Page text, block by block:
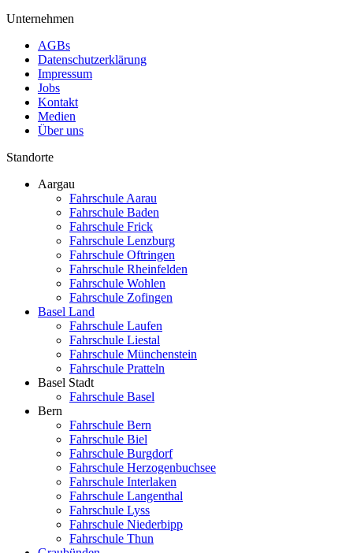
Unternehmen
AGBs
Datenschutzerklärung
Impressum
Jobs
Kontakt
Medien
Über uns
Standorte
Aargau
Fahrschule Aarau
Fahrschule Baden
Fahrschule Frick
Fahrschule Lenzburg
Fahrschule Oftringen
Fahrschule Rheinfelden
Fahrschule Wohlen
Fahrschule Zofingen
Basel Land
Fahrschule Laufen
Fahrschule Liestal
Fahrschule Münchenstein
Fahrschule Pratteln
Basel Stadt
Fahrschule Basel
Bern
Fahrschule Bern
Fahrschule Biel
Fahrschule Burgdorf
Fahrschule Herzogenbuchsee
Fahrschule Interlaken
Fahrschule Langenthal
Fahrschule Lyss
Fahrschule Niederbipp
Fahrschule Thun